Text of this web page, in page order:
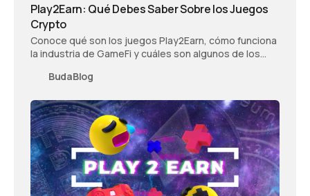
Play2Earn: Qué Debes Saber Sobre los Juegos
Crypto
Conoce qué son los juegos Play2Earn, cómo funciona
la industria de GameFi y cuáles son algunos de los
BudaBlog